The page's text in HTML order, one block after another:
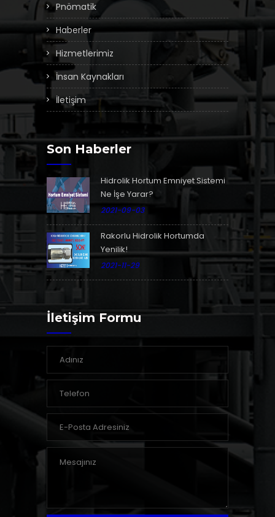
Pnömatik
Haberler
Hizmetlerimiz
İnsan Kaynakları
İletişim
Son Haberler
Hidrolik Hortum Emniyet Sistemi
Ne İşe Yarar?
2021-09-03
Rakorlu Hidrolik Hortumda
Yenilik!
2021-11-29
İletişim Formu